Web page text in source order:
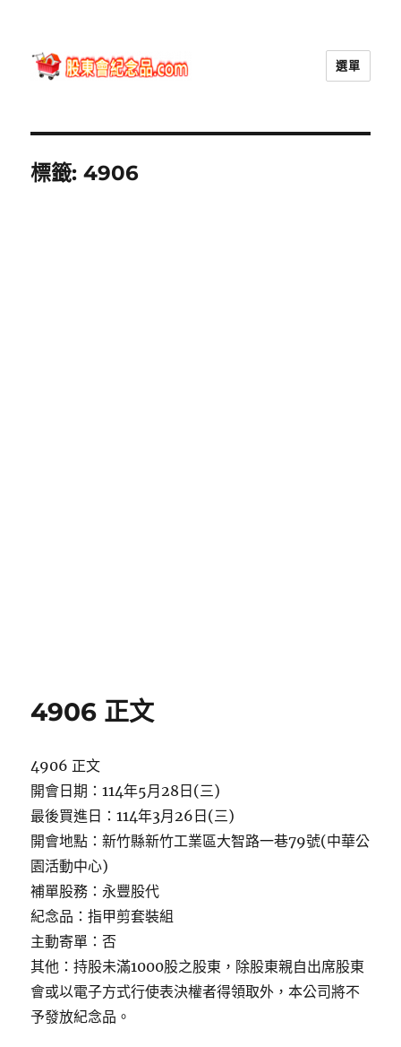
選單
標籤:4906
4906 正文
4906 正文
開會日期：114年5月28日(三)
最後買進日：114年3月26日(三)
開會地點：新竹縣新竹工業區大智路一巷79號(中華公
園活動中心)
補單股務：永豐股代
紀念品：指甲剪套裝組
主動寄單：否
其他：持股未滿1000股之股東，除股東親自出席股東
會或以電子方式行使表決權者得領取外，本公司將不
予發放紀念品。